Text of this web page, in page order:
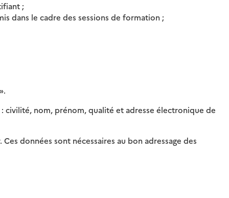
;
dans le cadre des sessions de formation ;
civilité, nom, prénom, qualité et adresse électronique de
données sont nécessaires au bon adressage des